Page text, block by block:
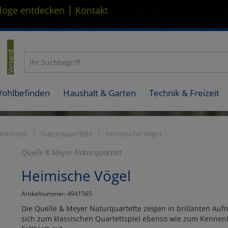
entdecken | Kontakt
Haushalt & Garten Technik & Freizeit
Naturquartette Heimische Vögel
Quelle & Meyer Naturquartett
Heimische Vögel
Artikelnummer: 4941565
Die Quelle & Meyer Naturquartette zeigen in brillanten
sich zum klassischen Quartettspiel ebenso wie zum